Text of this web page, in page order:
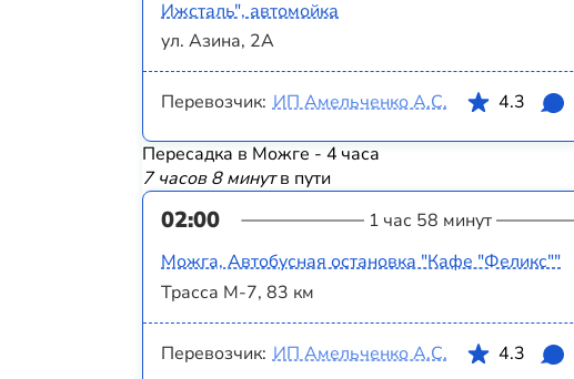
Ижсталь", автомойка
ул. Азина, 2А
Перевозчик: ИП Амельченко А.С. 4.3
Пересадка в Можге - 4 часа
7 часов 8 минутв пути
02:00 1 час 58 минут
Можга, Автобусная остановка "Кафе "Феликс""
Трасса М-7, 83 км
Перевозчик: ИП Амельченко А.С. 4.3